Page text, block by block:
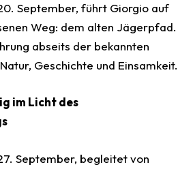
September, führt Giorgio auf
Weg: dem alten Jägerpfad.
abseits der bekannten
Geschichte und Einsamkeit.
im Licht des
September, begleitet von